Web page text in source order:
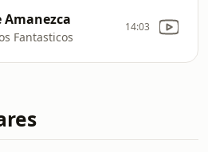
Amanezca
Fantasticos
14:03